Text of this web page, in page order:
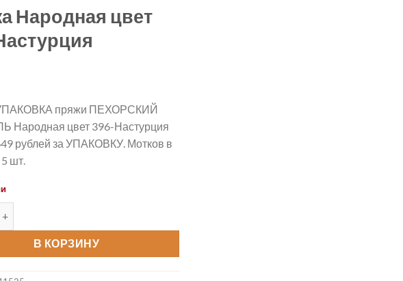
Народная цвет
пряжи ПЕХОРСКИЙ
Народная цвет 396-Настурция
рублей за УПАКОВКУ. Мотков в
шт.
В КОРЗИНУ